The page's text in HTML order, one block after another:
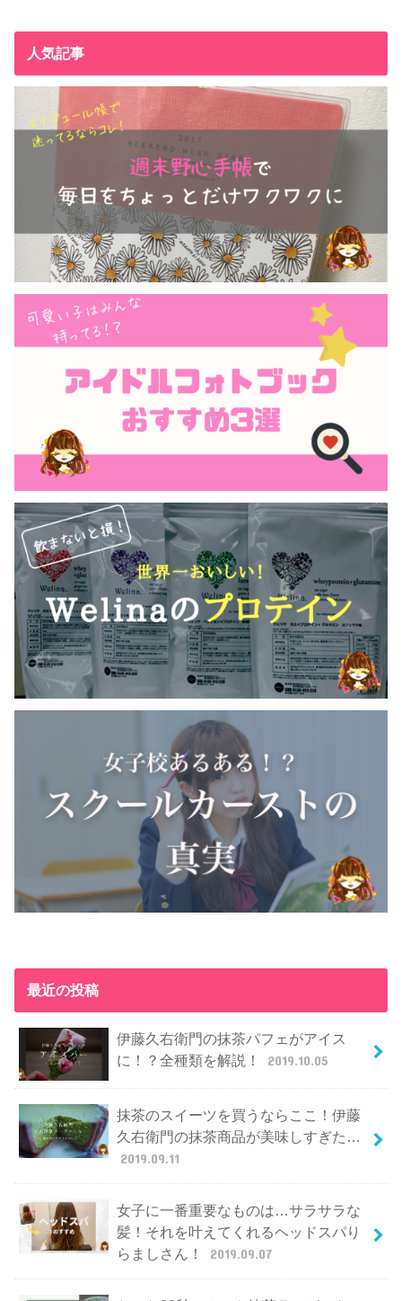
人気記事
最近の投稿
伊藤久右衛門の抹茶パフェがアイス
に！？全種類を解説！
2019.10.05
抹茶のスイーツを買うならここ！伊藤
久右衛門の抹茶商品が美味しすぎた…
2019.09.11
女子に一番重要なものは…サラサラな
髪！それを叶えてくれるヘッドスパり
らましさん！
2019.09.07